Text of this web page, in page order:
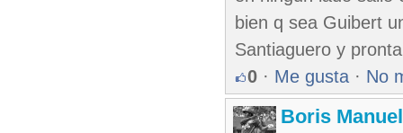
bien q sea Guibert
Santiaguero y
0 · Me gusta · No
Boris